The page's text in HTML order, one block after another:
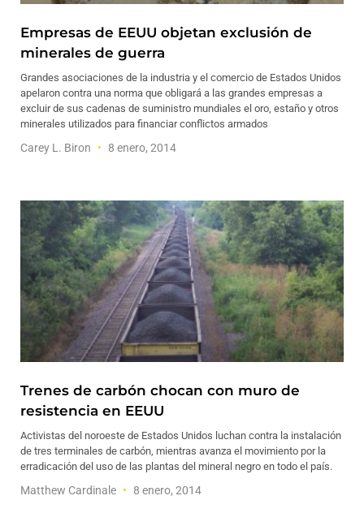
Empresas de EEUU objetan exclusión de
minerales de guerra
Grandes asociaciones de la industria y el comercio de Estados Unidos
apelaron contra una norma que obligará a las grandes empresas a
excluir de sus cadenas de suministro mundiales el oro, estaño y otros
minerales utilizados para financiar conflictos armados
Carey L. Biron 8 enero, 2014
Trenes de carbón chocan con muro de
resistencia en EEUU
Activistas del noroeste de Estados Unidos luchan contra la instalación
de tres terminales de carbón, mientras avanza el movimiento por la
erradicación del uso de las plantas del mineral negro en todo el país.
Matthew Cardinale 8 enero, 2014